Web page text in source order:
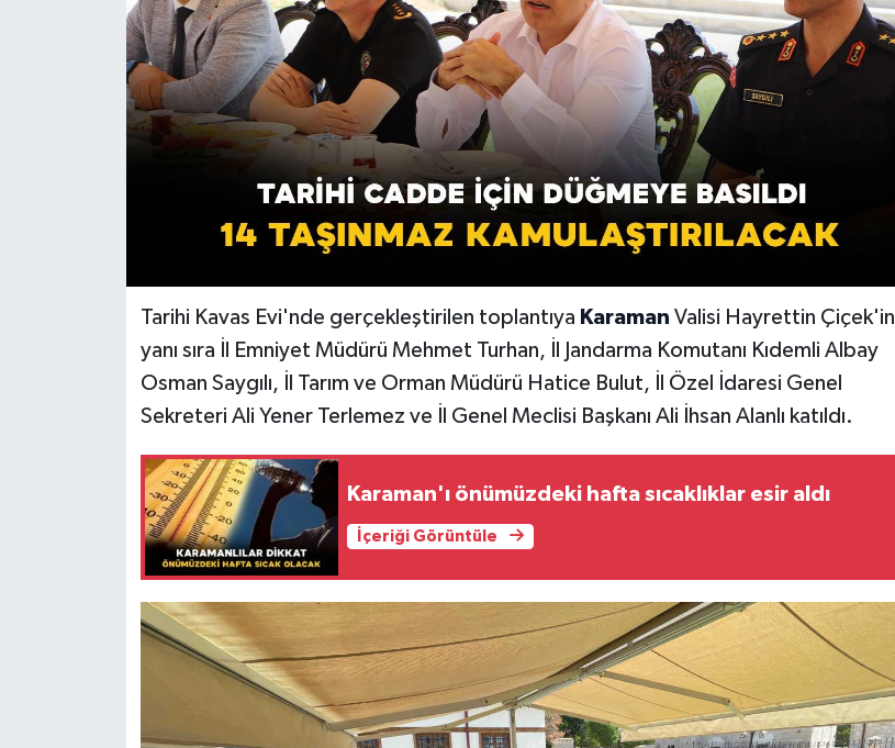
Tarihi Kavas Evi'nde gerçekleştirilen toplantıya Karaman Valisi Hayrettin Çiçek'in
yanı sıra İl Emniyet Müdürü Mehmet Turhan, İl Jandarma Komutanı Kıdemli Albay
Osman Saygılı, İl Tarım ve Orman Müdürü Hatice Bulut, İl Özel İdaresi Genel
Sekreteri Ali Yener Terlemez ve İl Genel Meclisi Başkanı Ali İhsan Alanlı katıldı.
Karaman'ı önümüzdeki hafta sıcaklıklar esir aldı
İçeriği Görüntüle